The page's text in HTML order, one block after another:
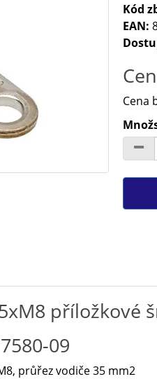
Kód
EAN:
Cena
příložkové
09
průřez vodiče 35 mm2